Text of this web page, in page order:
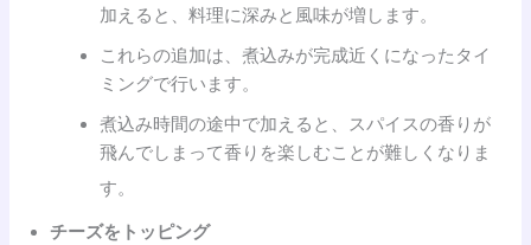
加えると、料理に深みと風味が増します。
これらの追加は、煮込みが完成近くになったタイ
ミングで行います。
煮込み時間の途中で加えると、スパイスの香りが
飛んでしまって香りを楽しむことが難しくなりま
す。
チーズをトッピング